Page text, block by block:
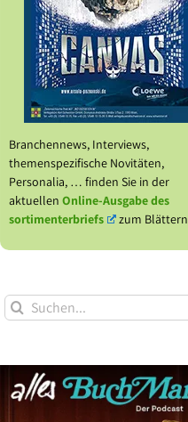
Branchennews, Interviews,
themenspezifische Novitäten,
Personalia, … finden Sie in der
aktuellen Online-Ausgabe des
sortimenterbriefs
zum Blättern
Suche
nach: